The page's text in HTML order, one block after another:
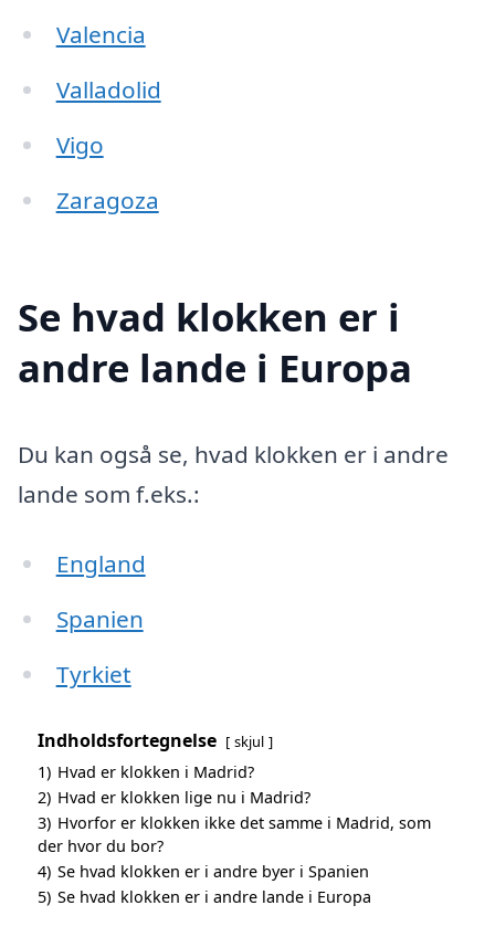
Valencia
Valladolid
Vigo
Zaragoza
Se hvad klokken er i
andre lande i Europa
Du kan også se, hvad klokken er i andre
lande som f.eks.:
England
Spanien
Tyrkiet
Indholdsfortegnelse skjul
1) Hvad er klokken i Madrid?
2) Hvad er klokken lige nu i Madrid?
3) Hvorfor er klokken ikke det samme i Madrid, som
der hvor du bor?
4) Se hvad klokken er i andre byer i Spanien
5) Se hvad klokken er i andre lande i Europa